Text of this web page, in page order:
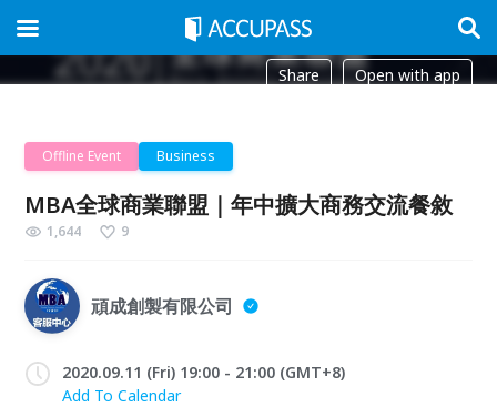
Share Open with app
Offline Event Business
MBA全球商業聯盟｜年中擴大商務交流餐敘
1,644 9
頑成創製有限公司
2020.09.11 (Fri) 19:00 - 21:00 (GMT+8)
Add To Calendar